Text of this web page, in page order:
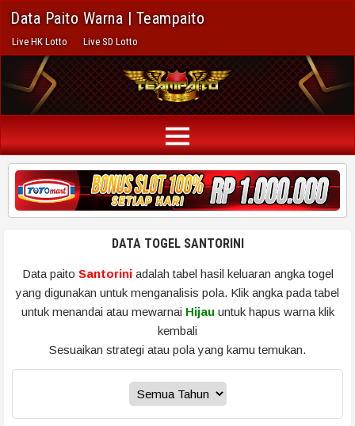
Data Paito Warna | Teampaito
Live HK Lotto Live SD Lotto
DATA TOGEL SANTORINI
Data paito Santorini adalah tabel hasil keluaran angka togel
yang digunakan untuk menganalisis pola. Klik angka pada tabel
untuk menandai atau mewarnai Hijauuntuk hapus warna klik
kembali
Sesuaikan strategi atau pola yang kamu temukan.